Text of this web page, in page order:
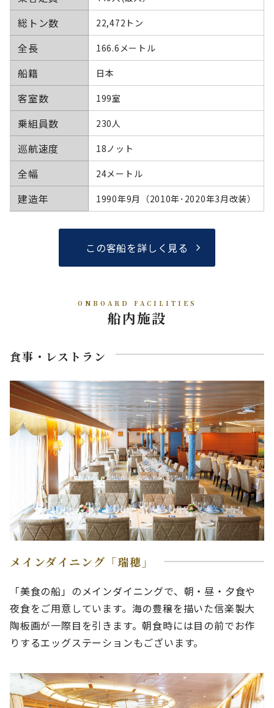
総トン数 22,472トン
全長 166.6メートル
船籍 日本
客室数 199室
乗組員数 230人
巡航速度 18ノット
全幅 24メートル
建造年 1990年9月（2010年･2020年3月改装）
この客船を詳しく見る
ONBOARD FACILITIES
船内施設
食事・レストラン
メインダイニング「瑞穂」
「美食の船」のメインダイニングで、朝・昼・夕食や
夜食をご用意しています。海の豊穣を描いた信楽製大
陶板画が一際目を引きます。朝食時には目の前でお作
りするエッグステーションもございます。